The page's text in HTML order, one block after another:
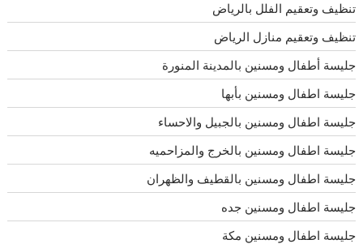
تنظيف وتعقيم الفلل بالرياض
تنظيف وتعقيم منازل الرياض
جليسة أطفال ومسنين بالمدينة المنورة
جليسة اطفال ومسنين بأبها
جليسة اطفال ومسنين بالجبيل والاحساء
جليسة اطفال ومسنين بالخرج والمزاحميه
جليسة اطفال ومسنين بالقطيف والظهران
جليسة اطفال ومسنين جده
جليسة اطفال ومسنين مكة